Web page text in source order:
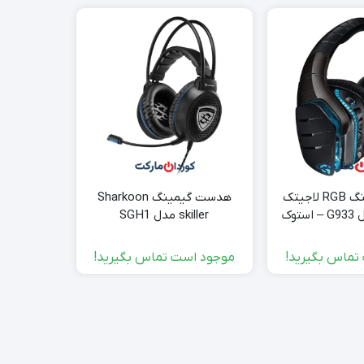
هدفون گیمینگ RGB لاجیتک
بگیرید!
هدست گیمینگ Sharkoon
skiller مدل SGH1
موجود است تماس بگیرید!